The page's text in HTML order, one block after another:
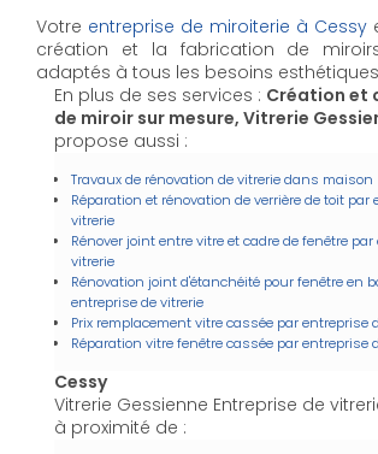
Votre entreprise de miroiterie à Cessy
création et la fabrication de
adaptés à tous les besoins
En plus de ses services : Création et
de miroir sur mesure, Vitrerie
propose aussi :
Travaux de rénovation de vitrerie dans maison
Réparation et rénovation de verrière de toit par
vitrerie
Rénover joint entre vitre et cadre de fenêtre
vitrerie
Rénovation joint d'étanchéité pour fenêtre en
entreprise de vitrerie
Prix remplacement vitre cassée par entreprise
Réparation vitre fenêtre cassée par entreprise
Cessy
Vitrerie Gessienne Entreprise de
à proximité de :